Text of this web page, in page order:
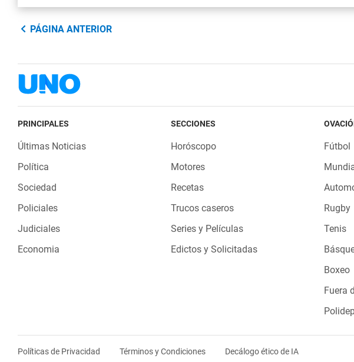
PÁGINA ANTERIOR
PRINCIPALES
Últimas Noticias
Política
Sociedad
Policiales
Judiciales
Economia
SECCIONES
Horóscopo
Motores
Recetas
Trucos caseros
Series y Películas
Edictos y Solicitadas
Fútbol
Rugby
Tenis
Boxeo
Fuera
Políticas de Privacidad Términos y Condiciones Decálogo ético de IA